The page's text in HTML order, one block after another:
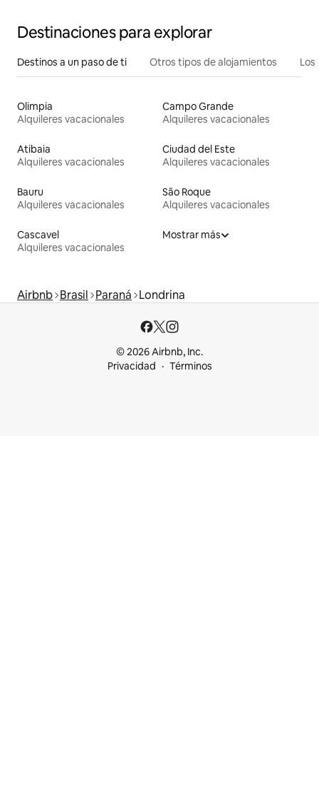
Destinaciones para explorar
Destinos a un paso de ti Otros tipos de alojamientos
Olimpia
Alquileres vacacionales
Campo Grande
Alquileres vacacionales
Atibaia
Alquileres vacacionales
Ciudad del Este
Alquileres vacacionales
Bauru
Alquileres vacacionales
São Roque
Alquileres vacacionales
Cascavel
Alquileres vacacionales
Mostrar más
Airbnb Brasil Paraná Londrina
© 2026 Airbnb, Inc.
Privacidad
Términos